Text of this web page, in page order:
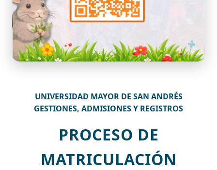
UNIVERSIDAD MAYOR DE SAN ANDRÉS
GESTIONES, ADMISIONES Y REGISTROS
PROCESO DE
MATRICULACIÓN